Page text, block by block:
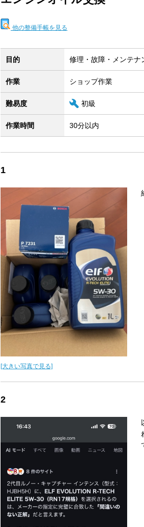
他の整備手帳を見る
目的 修理・故障・メンテナ
作業 ショップ作業
難易度 初級
作業時間 30分以内
1
[大きい写真で見る]
2